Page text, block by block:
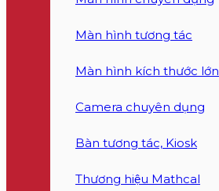
Màn hình tương tác
Màn hình kích thước lớn
Camera chuyên dụng
Bàn tương tác, Kiosk
Thương hiệu Mathcal